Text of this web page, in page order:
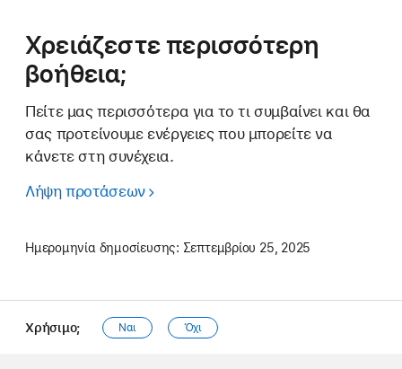
Χρειάζεστε περισσότερη
βοήθεια;
Πείτε μας περισσότερα για το τι συμβαίνει και θα
σας προτείνουμε ενέργειες που μπορείτε να
κάνετε στη συνέχεια.
Λήψη προτάσεων
Ημερομηνία δημοσίευσης: Σεπτεμβρίου 25, 2025
Χρήσιμο; Ναι Όχι